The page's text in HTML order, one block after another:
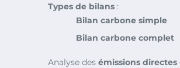
Types de bilans :
Bilan carbone simple
Bilan carbone complet
Analyse des émissions directes